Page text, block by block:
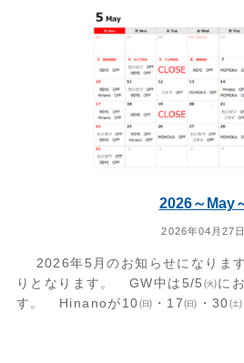
2026～May
2026年04月27日
2026年5月のお知らせになりま
りとなります。 GW中は5/5㈫に
す。 Hinanoが10㈰・17㈰・30